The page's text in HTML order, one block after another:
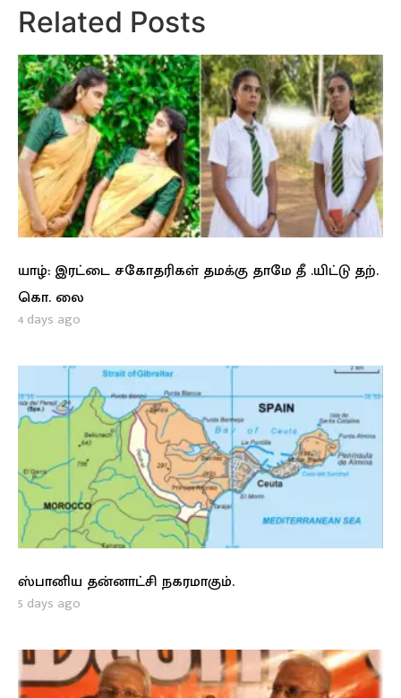
Related Posts
யாழ்: இரட்டை சகோதரிகள் தமக்கு தாமே தீ .யிட்டு தற்.
கொ. லை
4 days ago
ஸ்பானிய தன்னாட்சி நகரமாகும்.
5 days ago